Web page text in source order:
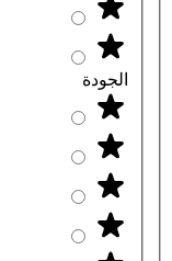
الجودة